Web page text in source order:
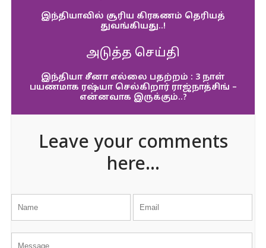
இந்தியாவில் சூரிய கிரகணம் தெரியத்
துவங்கியது..!
அடுத்த செய்தி
இந்தியா சீனா எல்லை பதற்றம் : 3 நாள்
பயணமாக ரஷ்யா செல்கிறார் ராஜ்நாத்சிங் –
என்னவாக இருக்கும்..?
Leave your comments
here...